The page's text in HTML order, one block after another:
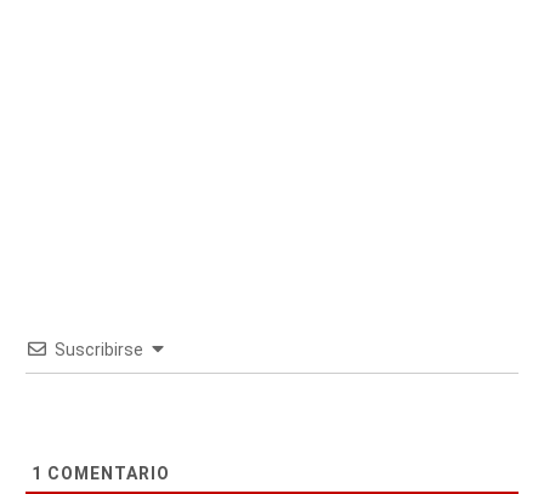
Suscribirse
1 COMENTARIO